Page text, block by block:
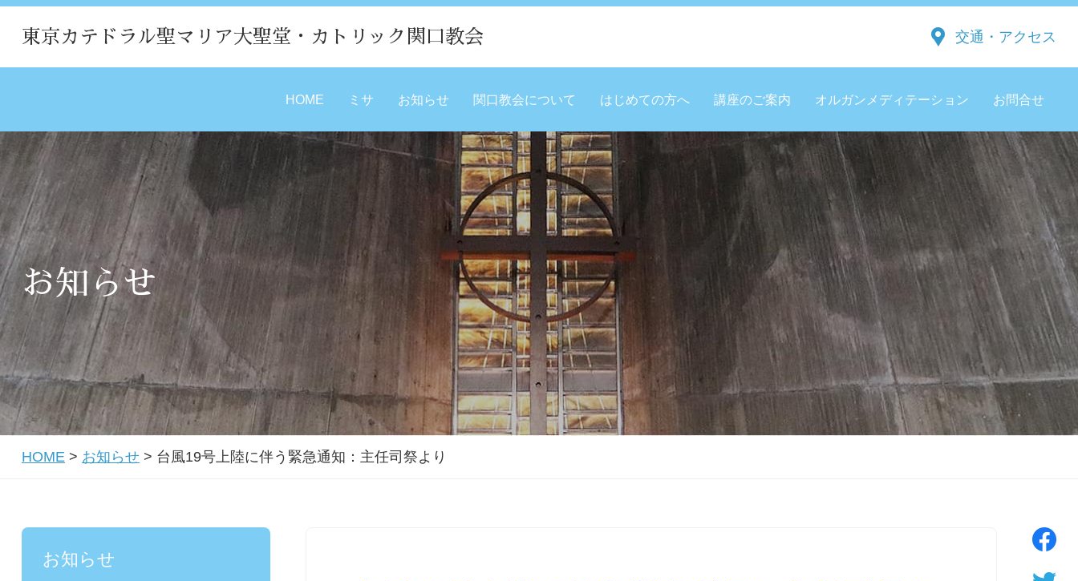
東京カテドラル聖マリア大聖堂・カトリック関口教会 交通・アクセス
HOME ミサ お知らせ 関口教会について はじめての方へ 講座のご案内 オルガンメディテーション お問合せ
お知らせ
HOME > お知らせ > 台風19号上陸に伴う緊急通知：主任司祭より
お知らせ